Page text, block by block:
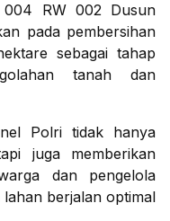
RW 002 Dusun
pada pembersihan
sebagai tahap
tanah dan
Polri tidak hanya
juga memberikan
dan pengelola
berjalan optimal